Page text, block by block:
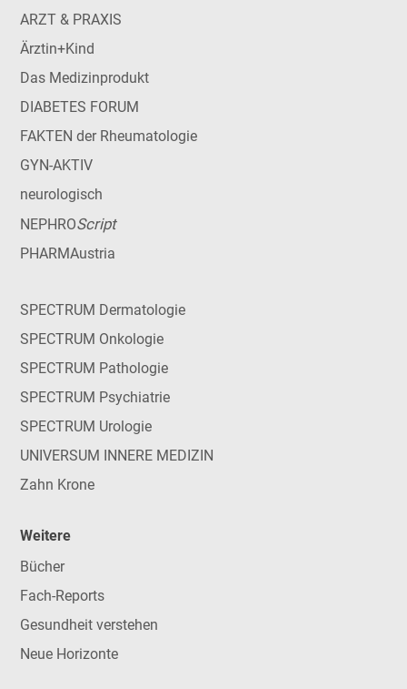
ARZT & PRAXIS
Ärztin+Kind
Das Medizinprodukt
DIABETES FORUM
FAKTEN der Rheumatologie
GYN-AKTIV
neurologisch
NEPHROScript
PHARMAustria
SPECTRUM Dermatologie
SPECTRUM Onkologie
SPECTRUM Pathologie
SPECTRUM Psychiatrie
SPECTRUM Urologie
UNIVERSUM INNERE MEDIZIN
Zahn Krone
Weitere
Bücher
Fach-Reports
Gesundheit verstehen
Neue Horizonte